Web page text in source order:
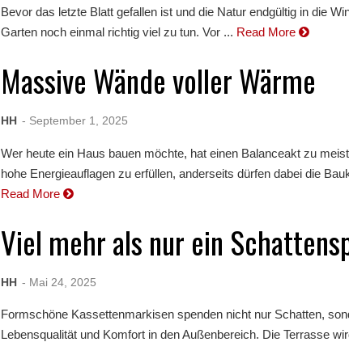
Bevor das letzte Blatt gefallen ist und die Natur endgültig in die
Garten noch einmal richtig viel zu tun. Vor ... Read More
Massive Wände voller Wärme
HH - September 1, 2025
Wer heute ein Haus bauen möchte, hat einen Balanceakt zu
hohe Energieauflagen zu erfüllen, anderseits dürfen dabei die
Read More
Viel mehr als nur ein
HH - Mai 24, 2025
Formschöne Kassettenmarkisen spenden nicht nur Schatten,
Lebensqualität und Komfort in den Außenbereich. Die Terrasse